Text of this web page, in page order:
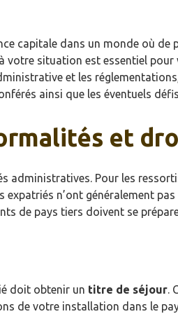
capitale dans un monde où
situation est essentiel
et les
ainsi que les éventuels
et
administratives. Pour les
expatriés n’ont généralement
de pays tiers doivent se
doit obtenir un titre de séjour.
de votre installation dans le